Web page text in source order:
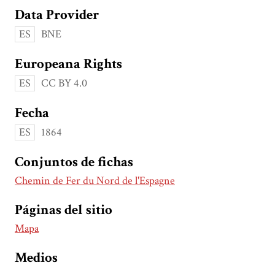
Data Provider
ES BNE
Europeana Rights
ES CC BY 4.0
Fecha
ES 1864
Conjuntos de fichas
Chemin de Fer du Nord de l'Espagne
Páginas del sitio
Mapa
Medios